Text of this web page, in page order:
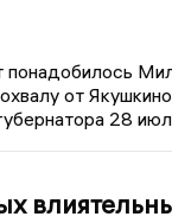
понадобилось
от
28